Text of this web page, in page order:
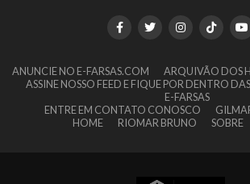
ANUNCIE NO E-FARSAS.COM ARQUIVÃO DOS
ASSINE NOSSO FEED E FIQUE POR DENTRO
E-FARSAS
ENTRE EM CONTATO CONOSCO
HOME
RIOMAR BRUNO SOBRE